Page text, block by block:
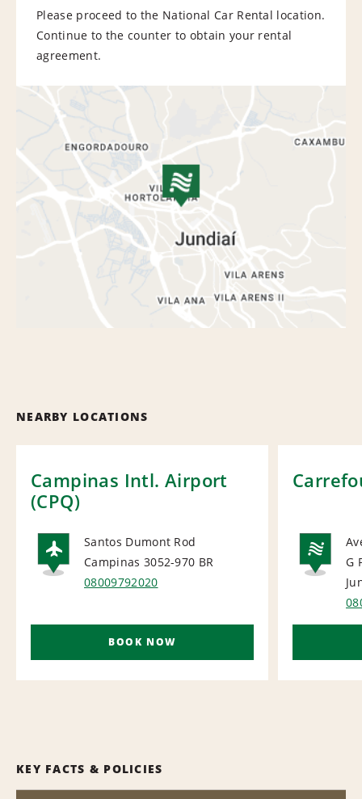
Please proceed to the National Car Rental location.
Continue to the counter to obtain your rental
agreement.
NEARBY LOCATIONS
Campinas Intl. Airport
(CPQ)
AIRPORT
Santos Dumont Rod
Campinas 3052-970 BR
08009792020
BOOK NOW
G
KEY FACTS & POLICIES